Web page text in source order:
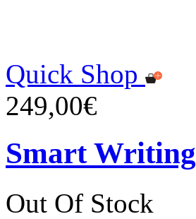
Quick Shop
249,00€
Smart
Out Of Stock